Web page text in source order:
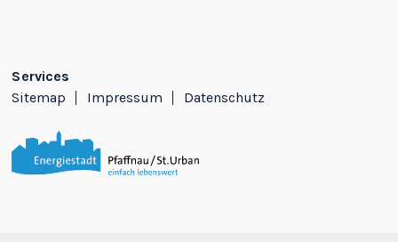
Services
Sitemap
Impressum Datenschutz